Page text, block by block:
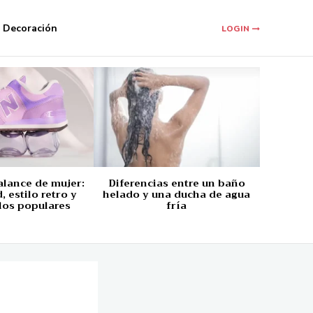
Decoración LOGIN
de mujer:
estilo retro y
populares
Diferencias entre un baño
helado y una ducha de agua
fría